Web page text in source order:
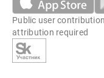
Public user
attribution required